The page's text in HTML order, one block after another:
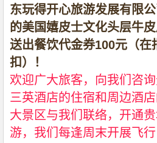
东玩得开心旅游发展有限
的美国嬉皮士文化头层牛
送出餐饮代金券100元（在
扣）！
欢迎广大旅客，向我们咨
三英酒店的住宿和周边酒
大景区与我们联络，开通
游，我们每逢周末开展飞